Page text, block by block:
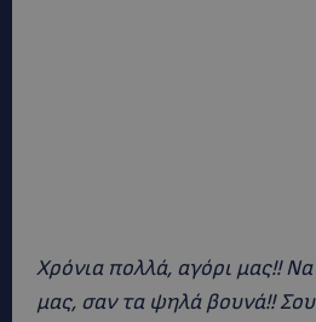
Χρόνια πολλά, αγόρι μας!!
μας, σαν τα ψηλά βουνά!!